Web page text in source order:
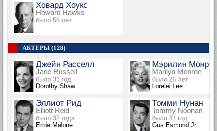
Ховард Хоукс
Howard Hawks
было 56 лет
АКТЕРЫ (128)
Джейн Расселл
Jane Russell
было 31 год
Dorothy Shaw
Мэрилин Монро
Marilyn Monroe
было 26 лет
Lorelei Lee
Эллиот Рид
Elliott Reid
было 32 года
Ernie Malone
Томми Нунан
Tommy Noonan
было 31 год
Gus Esmond Jr.